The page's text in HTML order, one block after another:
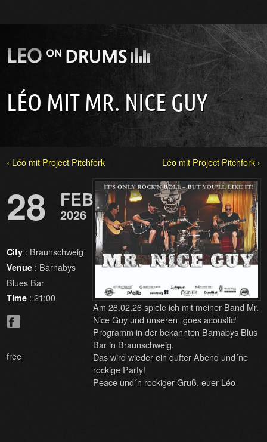
LÉO MIT MR. NICE GUY
‹ Léo mit Project Pitchfork Léo mit Project Pitchfork ›
28 FEB
2026
City : Braunschweig
Venue : Barnabys
Blues Bar
Time : 21:00
free
Am 28.02.26 spiele ich mit meiner Band Mr.
Nice Guy und unseren „goes acoustic“
Programm in der bekannten Barnabys Blus
Bar in Braunschweig.
Das wird wieder ein dufter Abend und´ne
rockige Party!
Peace und´n rockiger Gruß, euer Léo